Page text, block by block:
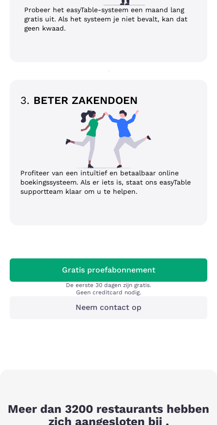
Probeer het easyTable-systeem een maand lang
gratis uit. Als het systeem je niet bevalt, kan dat
geen kwaad.
3. BETER ZAKENDOEN
Profiteer van een intuïtief en betaalbaar online
boekingssysteem. Als er iets is, staat ons easyTable
supportteam klaar om u te helpen.
Gratis proefabonnement
De eerste 30 dagen zijn gratis.
Geen creditcard nodig.
Neem contact op
Meer dan 3200 restaurants hebben
zich aangesloten bij .